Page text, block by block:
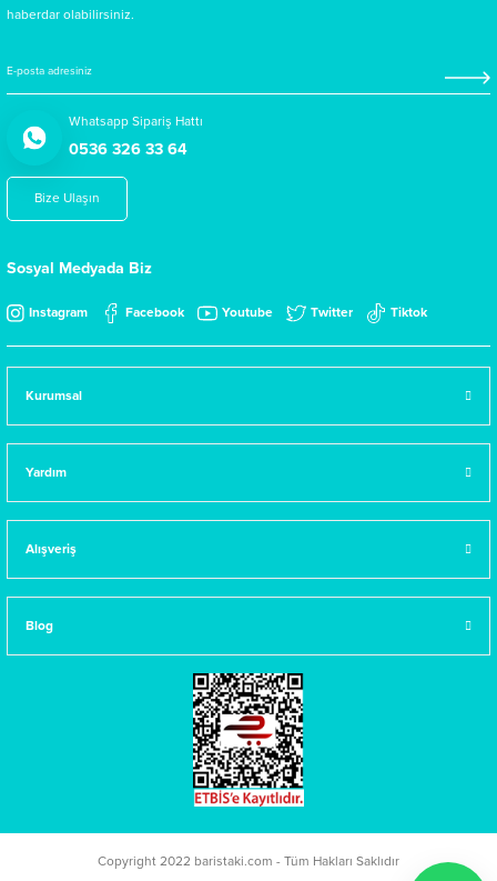
haberdar olabilirsiniz.
Whatsapp Sipariş Hattı
0536 326 33 64
Bize Ulaşın
Sosyal Medyada Biz
Instagram Facebook Youtube Twitter Tiktok
Kurumsal
Yardım
Alışveriş
Blog
Copyright 2022 baristaki.com - Tüm Hakları Saklıdır